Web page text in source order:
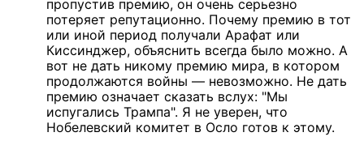
пропустив премию, он очень серьезно
потеряет репутационно. Почему премию в тот
или иной период получали Арафат или
Киссинджер, объяснить всегда было можно. А
вот не дать никому премию мира, в котором
продолжаются войны — невозможно. Не дать
премию означает сказать вслух: "Мы
испугались Трампа". Я не уверен, что
Нобелевский комитет в Осло готов к этому.